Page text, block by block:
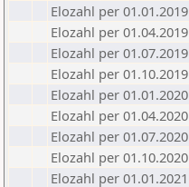
Elozahl per 01.01.2019
Elozahl per 01.04.2019
Elozahl per 01.07.2019
Elozahl per 01.10.2019
Elozahl per 01.01.2020
Elozahl per 01.04.2020
Elozahl per 01.07.2020
Elozahl per 01.10.2020
Elozahl per 01.01.2021